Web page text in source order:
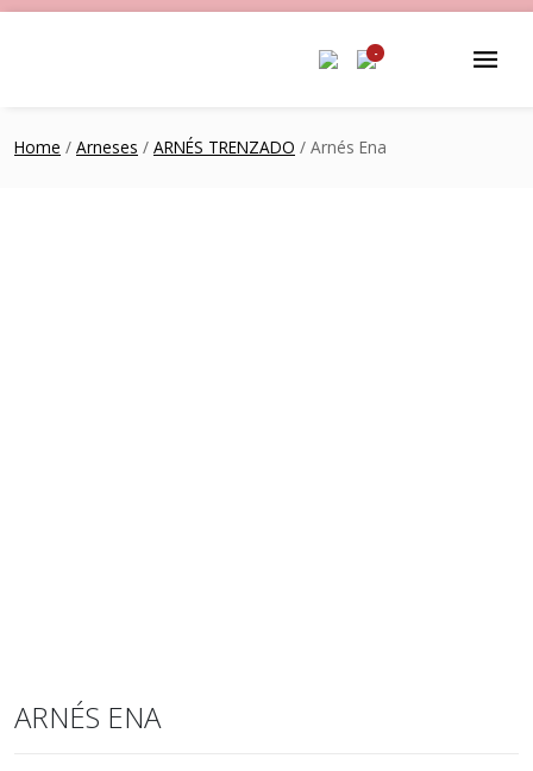
-
Home / Arneses / ARNÉS TRENZADO / Arnés Ena
ARNÉS ENA